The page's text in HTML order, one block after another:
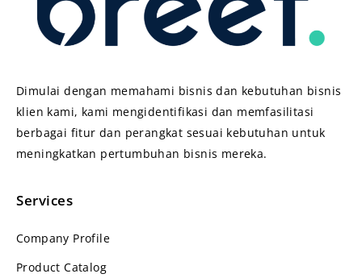
Dimulai dengan memahami bisnis dan kebutuhan bisnis
klien kami, kami mengidentifikasi dan memfasilitasi
berbagai fitur dan perangkat sesuai kebutuhan untuk
meningkatkan pertumbuhan bisnis mereka.
Services
Company Profile
Product Catalog